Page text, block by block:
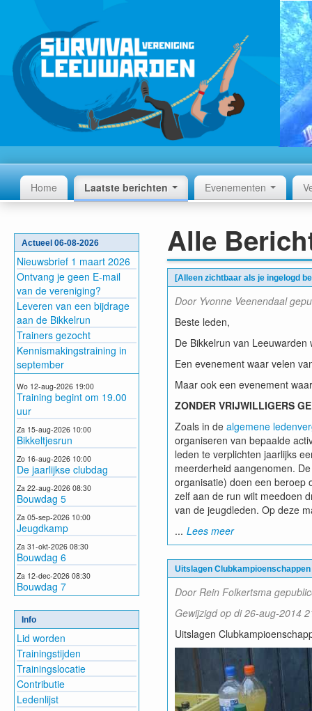
Home Laatste berichten Evenementen
Actueel 06-08-2026
Nieuwsbrief 1 maart 2026
Ontvang je geen E-mail
van de vereniging?
Leveren van een bijdrage
aan de Bikkelrun
Trainers gezocht
Kennismakingstraining in
september
Wo 12-aug-2026 19:00
Training begint om 19.00
uur
Za 15-aug-2026 10:00
Bikkeltjesrun
Zo 16-aug-2026 10:00
De jaarlijkse clubdag
Za 22-aug-2026 08:30
Bouwdag 5
Za 05-sep-2026 10:00
Jeugdkamp
Za 31-okt-2026 08:30
Bouwdag 6
Za 12-dec-2026 08:30
Bouwdag 7
Info
Lid worden
Trainingstijden
Trainingslocatie
Contributie
Ledenlijst
Alle
[Alleen zichtbaar als je ingelogd
Door Yvonne Veenendaal
Beste leden,
De Bikkelrun van
Een evenement waar velen
Maar ook een evenement
ZONDER VRIJWILLIGERS
Zoals in de algemene
organiseren van bepaalde
leden te verplichten jaarlijks
meerderheid aangenomen.
organisatie) doen een beroep
zelf aan de run wilt meedoen
van de jeugdleden. Op deze
... Lees meer
Uitslagen Clubkampioenschappen
Door Rein Folkertsma
Gewijzigd op di 26-aug-2014
Uitslagen